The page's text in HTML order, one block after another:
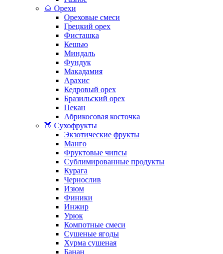
🌰 Орехи
Ореховые смеси
Грецкий орех
Фисташка
Кешью
Миндаль
Фундук
Макадамия
Арахис
Кедровый орех
Бразильский орех
Пекан
Абрикосовая косточка
🍑 Сухофрукты
Экзотические фрукты
Манго
Фруктовые чипсы
Сублимированные продукты
Курага
Чернослив
Изюм
Финики
Инжир
Урюк
Компотные смеси
Сушеные ягоды
Хурма сушеная
Банан